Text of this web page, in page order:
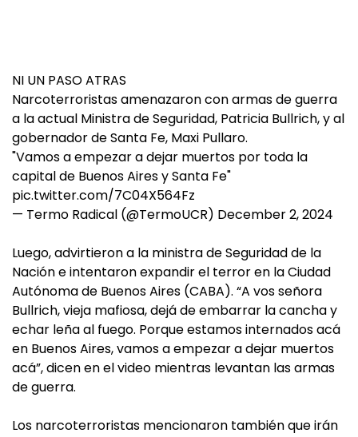
NI UN PASO ATRAS
Narcoterroristas amenazaron con armas de guerra
a la actual Ministra de Seguridad, Patricia Bullrich, y al
gobernador de Santa Fe, Maxi Pullaro.
"Vamos a empezar a dejar muertos por toda la
capital de Buenos Aires y Santa Fe"
pic.twitter.com/7C04X564Fz
— Termo Radical (@TermoUCR) December 2, 2024
Luego, advirtieron a la ministra de Seguridad de la
Nación e intentaron expandir el terror en la Ciudad
Autónoma de Buenos Aires (CABA). “A vos señora
Bullrich, vieja mafiosa, dejá de embarrar la cancha y
echar leña al fuego. Porque estamos internados acá
en Buenos Aires, vamos a empezar a dejar muertos
acá”, dicen en el video mientras levantan las armas
de guerra.
Los narcoterroristas mencionaron también que irán